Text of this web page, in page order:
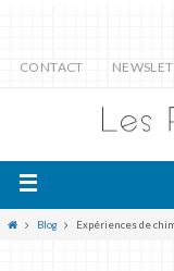
CONTACT
Blog Expériences de